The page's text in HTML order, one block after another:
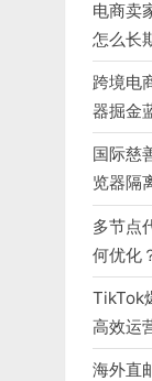
电商卖
怎么长
跨境电
器掘金
国际慈
览器隔
多节点
何优化
TikTok
高效运
海外直